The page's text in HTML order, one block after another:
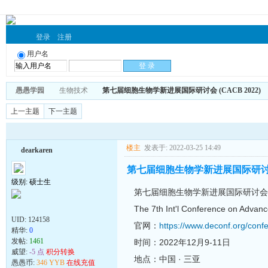
登录 注册
用户名
愚愚学园 生物技术 第七届细胞生物学新进展国际研讨会 (CACB 2022)
上一主题 下一主题
dearkaren
级别: 硕士生
UID: 124158
精华: 0
发帖: 1461
威望: -5 点 积分转换
愚愚币: 346 YYB 在线充值
楼主 发表于: 2022-03-25 14:49
第七届细胞生物学新进展国际研
第七届细胞生物学新进展国际研讨
The 7th Int'l Conference on
官网： https://www.deconf.org/
时间：2022年12月9-11日
地点：中国 · 三亚